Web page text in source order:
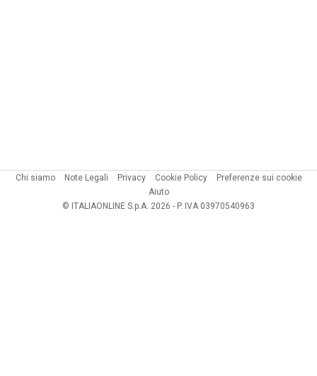
Chi siamo Note Legali Privacy Cookie Policy
Preferenze sui cookie
Aiuto
© ITALIAONLINE S.p.A. 2026 - P. IVA 03970540963